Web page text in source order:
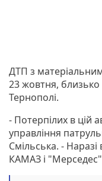
ДТП з
23 жовтня,
Тернополі.
- Потерпілих в цій
управління
Смільська. -
КАМАЗ і